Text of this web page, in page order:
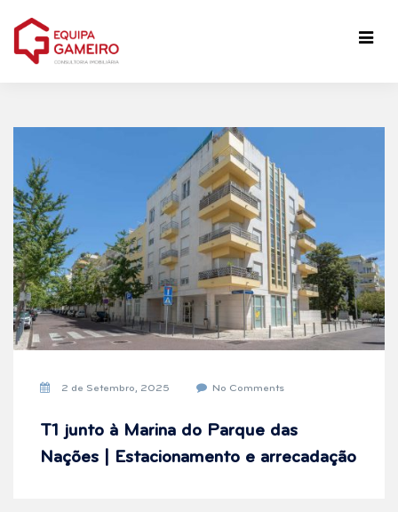
2 de Setembro, 2025 No Comments
T1 junto à Marina do Parque das
Nações | Estacionamento e arrecadação